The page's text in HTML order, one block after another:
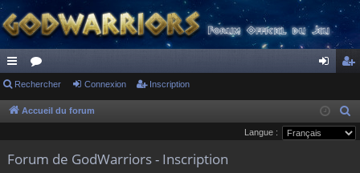
ac
co
ci
or
u
s
ne cri
pti
Rechercher Connexion Inscription
Accueil du forum
e
Langue :
Forum de GodWarriors - Inscription